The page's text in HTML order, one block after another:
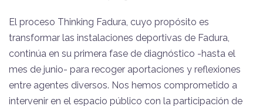
El proceso Thinking Fadura, cuyo propósito es
transformar las instalaciones deportivas de Fadura,
continúa en su primera fase de diagnóstico -hasta el
mes de junio- para recoger aportaciones y reflexiones
entre agentes diversos. Nos hemos comprometido a
intervenir en el espacio público con la participación de